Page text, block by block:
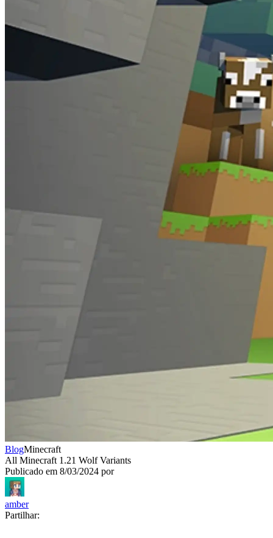
BlogMinecraft
All Minecraft 1.21 Wolf Variants
Publicado em 8/03/2024 por
amber
Partilhar: